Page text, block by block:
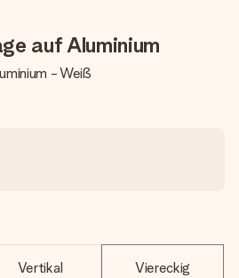
auf Aluminium
- Weiß
Vertikal Viereckig